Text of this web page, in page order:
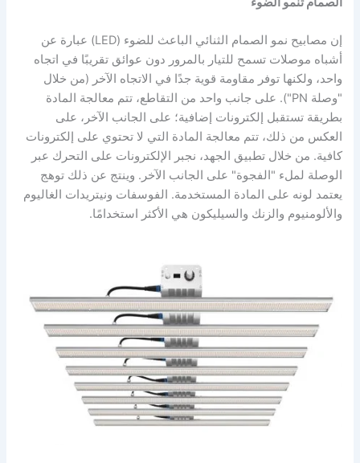
إن مصابيح نمو الصمام الثنائي الباعث للضوء (LED) عبارة عن
أشباه موصلات تسمح للتيار بالمرور دون عوائق تقريبًا في اتجاه
واحد، ولكنها توفر مقاومة قوية جدًا في الاتجاه الآخر (من خلال
"وصلة PN"). على جانب واحد من التقاطع، تتم معالجة المادة
بطريقة تستقبل إلكترونات إضافية؛ على الجانب الآخر، على
العكس من ذلك، تتم معالجة المادة التي لا تحتوي على إلكترونات
كافية. من خلال تطبيق الجهد، نجبر الإلكترونات على التحرك عبر
الوصلة لملء "الفجوة" على الجانب الآخر. وينتج عن ذلك توهج
يعتمد لونه على المادة المستخدمة. الفوسفات ونيتريدات الغاليوم
والألومنيوم والزنك والسيليكون هي الأكثر استخدامًا.